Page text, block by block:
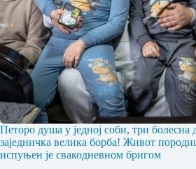
Петоро душа у једној соби, три болесна
заједничка велика борба! Живот
испуњен је свакодневном бригом